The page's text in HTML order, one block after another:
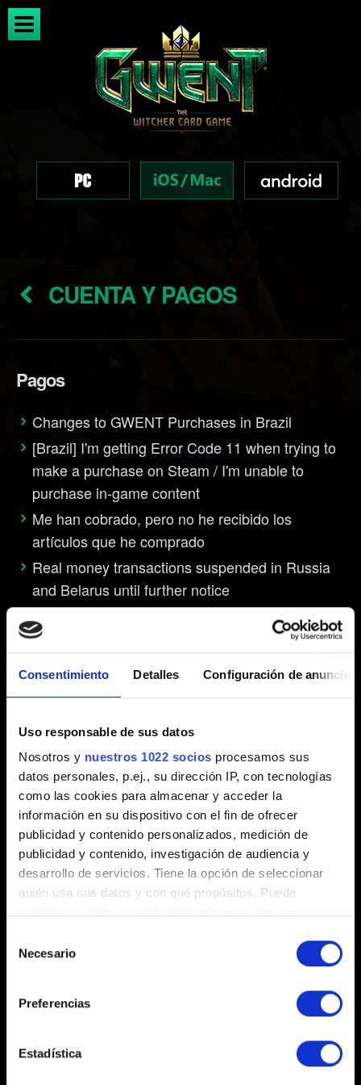
Consentimiento Detalles Configuración de anuncios
Uso responsable de sus datos
Nosotros y nuestros 1022 socios procesamos sus
datos personales, p.ej., su dirección IP, con tecnologías
como las cookies para almacenar y acceder la
información en su dispositivo con el fin de ofrecer
publicidad y contenido personalizados, medición de
publicidad y contenido, investigación de audiencia y
desarrollo de servicios. Tiene la opción de seleccionar
quién usa sus datos y con qué propósitos. Puede
el Menú de consentimiento.
Recopilar información sobre su ubicación
metros
Identificar su dispositivo analizándolo activamente
Necesario
Preferencias
Estadística
CUENTA Y PAGOS
Pagos
Changes to GWENT Purchases in Brazil
[Brazil] I'm getting Error Code 11 when trying to
make a purchase on Steam / I'm unable to
purchase in-game content
Me han cobrado, pero no he recibido los
artículos que he comprado
Real money transactions suspended in Russia
and Belarus until further notice
Cuenta
electrónico de mi ID de Apple si elijo «Iniciar
sesión con Apple»?
¿Cómo puedo cambiar mi nombre de usuario?
Problemas al iniciar sesión
Error de inicio de sesión «No se ha podido
descargar el perfil de usuario. Vuelve a
intentarlo más tarde, por favor» al ejecutar el
juego.
usando una cuenta diferente?
[iOS] Pantalla de información «Dispositivo no
compatible» al iniciar sesión en un dispositivo
Invitar a amigos: Error «Te han invitado,